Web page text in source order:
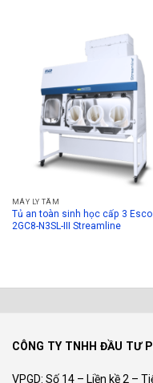
MÁY LY TÂM
Tủ an toàn sinh học cấp 3 Esco
2GC8-N3SL-III Streamline
CÔNG TY TNHH ĐẦU TƯ
VPGD: Số 14 – Liền kề 2 –